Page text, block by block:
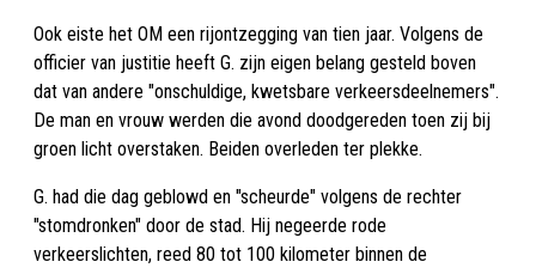
Ook eiste het OM een rijontzegging van tien jaar. Volgens de
officier van justitie heeft G. zijn eigen belang gesteld boven
dat van andere "onschuldige, kwetsbare verkeersdeelnemers".
De man en vrouw werden die avond doodgereden toen zij bij
groen licht overstaken. Beiden overleden ter plekke.
G. had die dag geblowd en "scheurde" volgens de rechter
"stomdronken" door de stad. Hij negeerde rode
verkeerslichten, reed 80 tot 100 kilometer binnen de